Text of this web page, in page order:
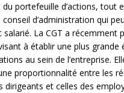
portefeuille d’actions, tout
conseil d’administration qui
salarié. La CGT a récemment
à établir une plus grande
au sein de l’entreprise.
proportionnalité entre les
dirigeants et celles des